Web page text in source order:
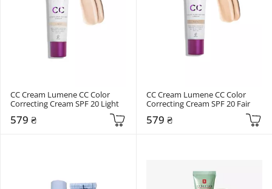
СС Cream Lumene CC Color
Correcting Cream SPF 20 Light
579 ₴
СС Cream Lumene CC Color
Correcting Cream SPF 20 Fair
579 ₴